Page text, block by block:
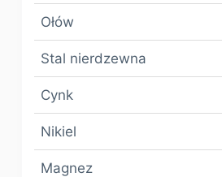
Ołów
Stal nierdzewna
Cynk
Nikiel
Magnez